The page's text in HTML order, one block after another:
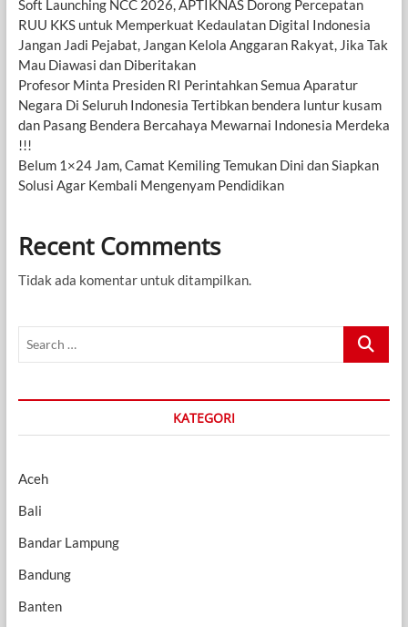
Soft Launching NCC 2026, APTIKNAS Dorong Percepatan
RUU KKS untuk Memperkuat Kedaulatan Digital Indonesia
Jangan Jadi Pejabat, Jangan Kelola Anggaran Rakyat, Jika Tak
Mau Diawasi dan Diberitakan
Profesor Minta Presiden RI Perintahkan Semua Aparatur
Negara Di Seluruh Indonesia Tertibkan bendera luntur kusam
dan Pasang Bendera Bercahaya Mewarnai Indonesia Merdeka
!!!
Belum 1×24 Jam, Camat Kemiling Temukan Dini dan Siapkan
Solusi Agar Kembali Mengenyam Pendidikan
Recent Comments
Tidak ada komentar untuk ditampilkan.
Search
KATEGORI
Aceh
Bali
Bandar Lampung
Bandung
Banten